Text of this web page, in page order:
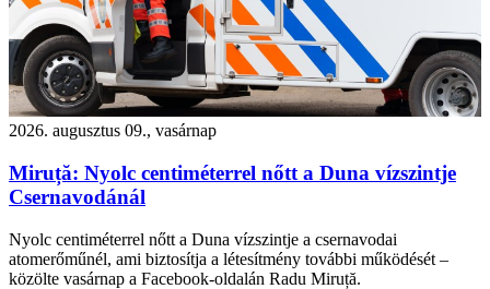
2026. augusztus 09., vasárnap
Miruță: Nyolc centiméterrel nőtt a Duna vízszintje
Csernavodánál
Nyolc centiméterrel nőtt a Duna vízszintje a csernavodai
atomerőműnél, ami biztosítja a létesítmény további működését –
közölte vasárnap a Facebook-oldalán Radu Miruță.